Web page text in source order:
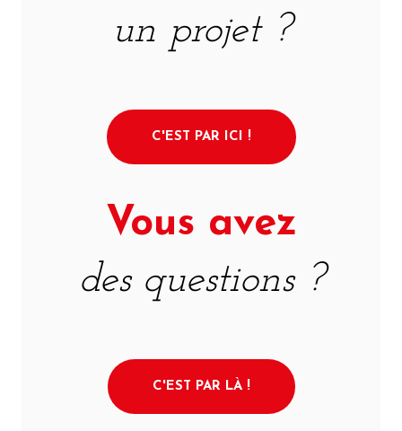
un projet ?
C'EST PAR ICI !
Vous avez
des questions ?
C'EST PAR LÀ !